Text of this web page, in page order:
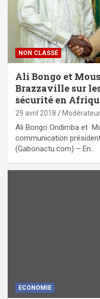
NON CLASSÉ
Ali Bongo et
Brazzaville sur
sécurité en
29 avril 2018
Ali Bongo Ondimba et
communication
(Gabonactu.com) – En…
ECONOMIE